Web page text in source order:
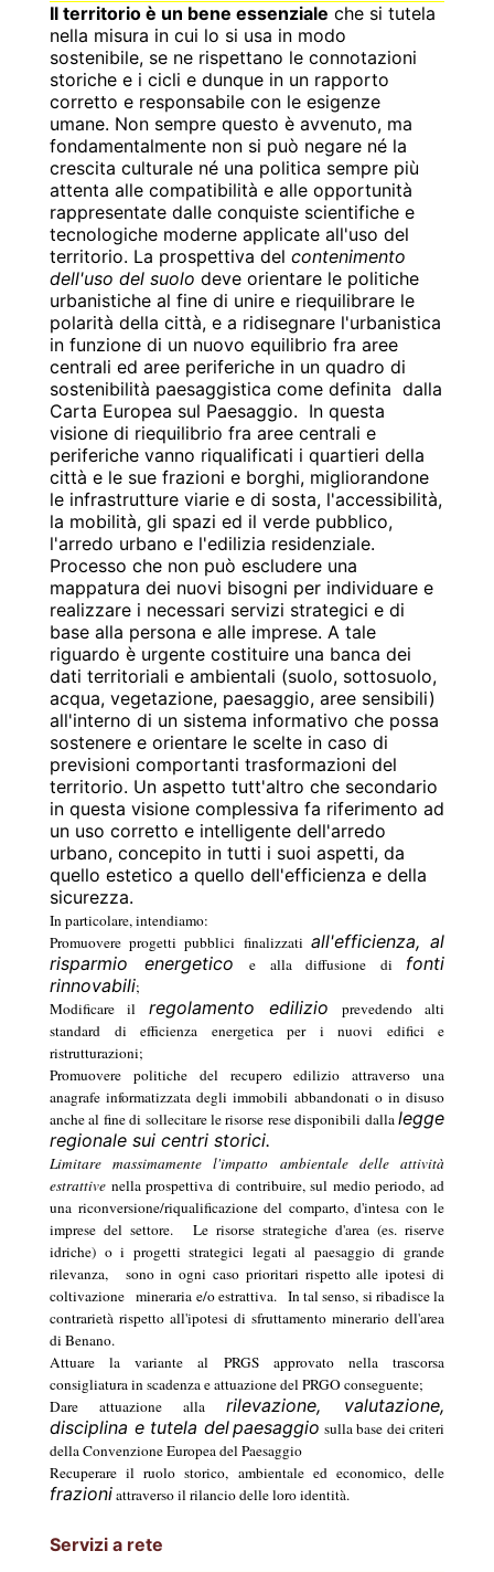
Il territorio è un bene essenziale che si tutela
nella misura in cui lo si usa in modo
sostenibile, se ne rispettano le connotazioni
storiche e i cicli e dunque in un rapporto
corretto e responsabile con le esigenze
umane. Non sempre questo è avvenuto, ma
fondamentalmente non si può negare né la
crescita culturale né una politica sempre più
attenta alle compatibilità e alle opportunità
rappresentate dalle conquiste scientifiche e
tecnologiche moderne applicate all'uso del
territorio. La prospettiva del contenimento
dell'uso del suolo deve orientare le politiche
urbanistiche al fine di unire e riequilibrare le
polarità della città, e a ridisegnare l'urbanistica
in funzione di un nuovo equilibrio fra aree
centrali ed aree periferiche in un quadro di
sostenibilità paesaggistica come definita dalla
Carta Europea sul Paesaggio. In questa
visione di riequilibrio fra aree centrali e
periferiche vanno riqualificati i quartieri della
città e le sue frazioni e borghi, migliorandone
le infrastrutture viarie e di sosta, l'accessibilità,
la mobilità, gli spazi ed il verde pubblico,
l'arredo urbano e l'edilizia residenziale.
Processo che non può escludere una
mappatura dei nuovi bisogni per individuare e
realizzare i necessari servizi strategici e di
base alla persona e alle imprese. A tale
riguardo è urgente costituire una banca dei
dati territoriali e ambientali (suolo, sottosuolo,
acqua, vegetazione, paesaggio, aree sensibili)
all'interno di un sistema informativo che possa
sostenere e orientare le scelte in caso di
previsioni comportanti trasformazioni del
territorio. Un aspetto tutt'altro che secondario
in questa visione complessiva fa riferimento ad
un uso corretto e intelligente dell'arredo
urbano, concepito in tutti i suoi aspetti, da
quello estetico a quello dell'efficienza e della
sicurezza.
In particolare, intendiamo:
Promuovere progetti pubblici finalizzati all'efficienza, al
risparmio energetico e alla diffusione di fonti
rinnovabili;
Modificare il regolamento edilizio prevedendo alti
standard di efficienza energetica per i nuovi edifici e
ristrutturazioni;
Promuovere politiche del recupero edilizio attraverso una
anagrafe informatizzata degli immobili abbandonati o in disuso
anche al fine di sollecitare le risorse rese disponibili dalla legge
regionale sui centri storici.
Limitare massimamente l'impatto ambientale delle attività
estrattive nella prospettiva di contribuire, sul medio periodo, ad
una riconversione/riqualificazione del comparto, d'intesa con le
imprese del settore.
Le risorse strategiche d'area (es. riserve
idriche) o i progetti strategici legati al paesaggio di grande
rilevanza,
sono in ogni caso prioritari rispetto alle ipotesi di
coltivazione mineraria e/o estrattiva.
In tal senso, si ribadisce la
contrarietà rispetto all'ipotesi di sfruttamento minerario dell'area
di Benano.
Attuare la variante al PRGS approvato nella trascorsa
consigliatura in scadenza e attuazione del PRGO conseguente;
Dare attuazione alla rilevazione, valutazione,
disciplina e tutela delpaesaggio sulla base dei criteri
della Convenzione Europea del Paesaggio
Recuperare il ruolo storico, ambientale ed economico, delle
frazioniattraverso il rilancio delle loro identità.
Servizi a rete